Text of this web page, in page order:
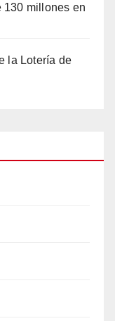
130 millones en
la Lotería de